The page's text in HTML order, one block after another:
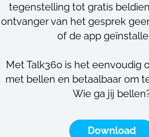
tegenstelling tot gratis
ontvanger van het gesprek
of de app
Met Talk360 is het eenvoudig
met bellen en betaalbaar om
Wie ga jij
Download